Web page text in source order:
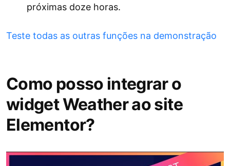
próximas doze horas.
Teste todas as outras funções na demonstração
Como posso integrar o
widget Weather ao site
Elementor?